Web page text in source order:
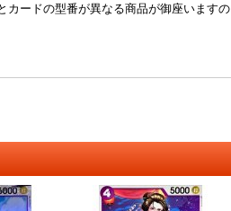
ードの型番が異なる商品が御座いますの